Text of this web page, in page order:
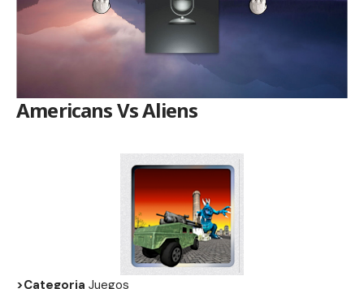
Americans Vs Aliens
>Categoria Juegos